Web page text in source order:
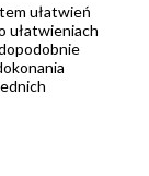
ułatwień
ułatwieniach